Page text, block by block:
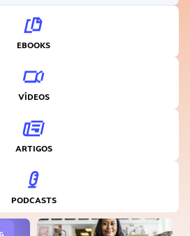
EBOOKS
VÍDEOS
ARTIGOS
PODCASTS